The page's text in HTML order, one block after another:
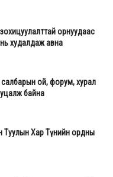
мөрдөн шалгах
гаргаж чадахгүй
байгууллага ч,
хэнд итгэхээ
зөрчсөн баримт
Тайлбарыг
эсэх нь үзэж, сонсож
орнуудаас
худалдаж авна
салбарын ой, форум, хурал
байна
Туулын Хар Түнийн ордны